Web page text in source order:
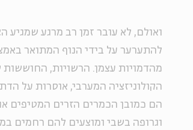
ואולם, לא עובר זמן רב מרגע
להתערער על בידי הנוף המתואר
מהדמויות עצמן. הרשויות,
הקולוניזציה המערבי, אוסרות על
הם כמובן הכמרים הזרים המטיפים
וגרופה בשבי ומוצעים להם רחמים